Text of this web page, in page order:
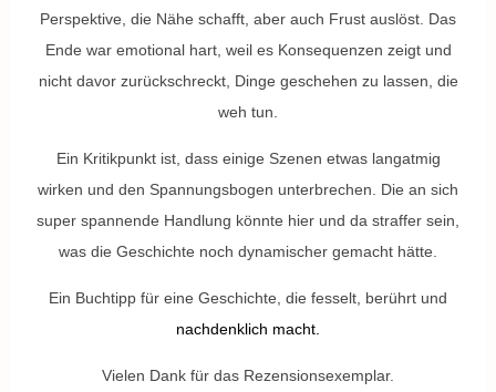
Perspektive, die Nähe schafft, aber auch Frust auslöst. Das
Ende war emotional hart, weil es Konsequenzen zeigt und
nicht davor zurückschreckt, Dinge geschehen zu lassen, die
weh tun.
Ein Kritikpunkt ist, dass einige Szenen etwas langatmig
wirken und den Spannungsbogen unterbrechen. Die an sich
super spannende Handlung könnte hier und da straffer sein,
was die Geschichte noch dynamischer gemacht hätte.
Ein Buchtipp für eine Geschichte, die fesselt, berührt und
nachdenklich macht.
Vielen Dank für das Rezensionsexemplar.